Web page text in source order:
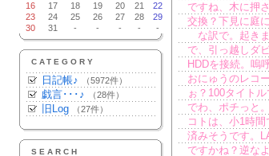
16
17 18 19 20 21
22
23
24 25 26 27 28
29
30
31 - - - - -
CATEGORY
日記帳♪ （5972件）
戯言･･･♪ （28件）
旧Log （27件）
SEARCH
ですね、木に押
交換？下見に庭
な訳で。起き
で、引っ越しダ
HDDを接続。嗚
おにゅうのレコ
ぉ？100タイト
でわ、ポチっと
コトは、小1時
済みそうです。
ですかね？逆な